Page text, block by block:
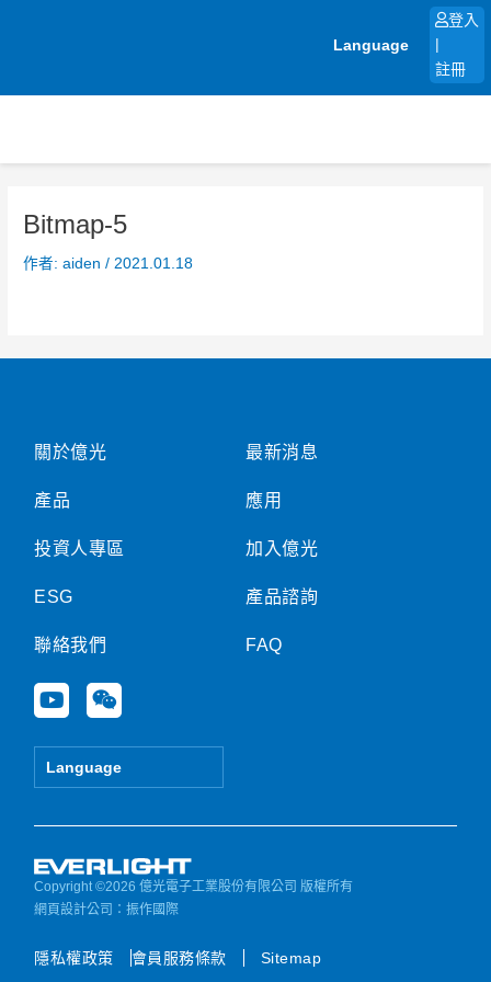
Language
登入
註冊
Bitmap-5
作者:aiden/ 2021.01.18
關於億光
產品
投資人專區
ESG
聯絡我們
Y
o
u
e
W
e
i
Language
最新消息
應用
加入億光
產品諮詢
FAQ
Copyright ©2026 億光電子工業股份有限公司 版權所有
網頁設計公司 ：振作國際
隱私權政策 會員服務條款 Sitemap